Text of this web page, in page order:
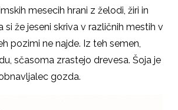
mesecih hrani z želodi, žiri in
si že jeseni skriva v različnih mestih v
pozimi ne najde. Iz teh semen,
sčasoma zrastejo drevesa. Šoja je
gozda.